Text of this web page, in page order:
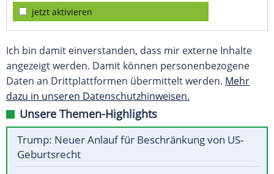
jetzt aktivieren
Ich bin damit einverstanden, dass mir externe Inhalte
angezeigt werden. Damit können personenbezogene
Daten an Drittplattformen übermittelt werden. Mehr
dazu in unseren Datenschutzhinweisen.
Unsere Themen-Highlights
Trump: Neuer Anlauf für Beschränkung von US-
Geburtsrecht